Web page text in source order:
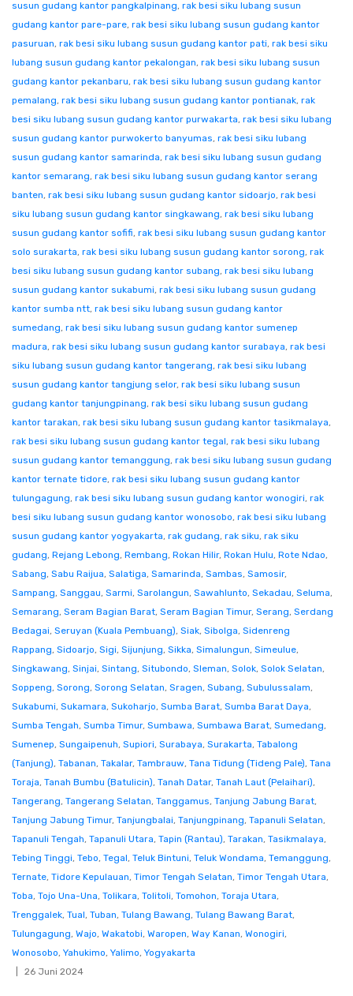
susun gudang kantor pangkalpinang, rak besi siku lubang susun
gudang kantor pare-pare, rak besi siku lubang susun gudang kantor
pasuruan, rak besi siku lubang susun gudang kantor pati, rak besi siku
lubang susun gudang kantor pekalongan, rak besi siku lubang susun
gudang kantor pekanbaru, rak besi siku lubang susun gudang kantor
pemalang, rak besi siku lubang susun gudang kantor pontianak, rak
besi siku lubang susun gudang kantor purwakarta, rak besi siku lubang
susun gudang kantor purwokerto banyumas, rak besi siku lubang
susun gudang kantor samarinda, rak besi siku lubang susun gudang
kantor semarang, rak besi siku lubang susun gudang kantor serang
banten, rak besi siku lubang susun gudang kantor sidoarjo, rak besi
siku lubang susun gudang kantor singkawang, rak besi siku lubang
susun gudang kantor sofifi, rak besi siku lubang susun gudang kantor
solo surakarta, rak besi siku lubang susun gudang kantor sorong, rak
besi siku lubang susun gudang kantor subang, rak besi siku lubang
susun gudang kantor sukabumi, rak besi siku lubang susun gudang
kantor sumba ntt, rak besi siku lubang susun gudang kantor
sumedang, rak besi siku lubang susun gudang kantor sumenep
madura, rak besi siku lubang susun gudang kantor surabaya, rak besi
siku lubang susun gudang kantor tangerang, rak besi siku lubang
susun gudang kantor tangjung selor, rak besi siku lubang susun
gudang kantor tanjungpinang, rak besi siku lubang susun gudang
kantor tarakan, rak besi siku lubang susun gudang kantor tasikmalaya,
rak besi siku lubang susun gudang kantor tegal, rak besi siku lubang
susun gudang kantor temanggung, rak besi siku lubang susun gudang
kantor ternate tidore, rak besi siku lubang susun gudang kantor
tulungagung, rak besi siku lubang susun gudang kantor wonogiri, rak
besi siku lubang susun gudang kantor wonosobo, rak besi siku lubang
susun gudang kantor yogyakarta, rak gudang, rak siku, rak siku
gudang, Rejang Lebong, Rembang, Rokan Hilir, Rokan Hulu, Rote Ndao,
Sabang, Sabu Raijua, Salatiga, Samarinda, Sambas, Samosir,
Sampang, Sanggau, Sarmi, Sarolangun, Sawahlunto, Sekadau, Seluma,
Semarang, Seram Bagian Barat, Seram Bagian Timur, Serang, Serdang
Bedagai, Seruyan (Kuala Pembuang), Siak, Sibolga, Sidenreng
Rappang, Sidoarjo, Sigi, Sijunjung, Sikka, Simalungun, Simeulue,
Singkawang, Sinjai, Sintang, Situbondo, Sleman, Solok, Solok Selatan,
Soppeng, Sorong, Sorong Selatan, Sragen, Subang, Subulussalam,
Sukabumi, Sukamara, Sukoharjo, Sumba Barat, Sumba Barat Daya,
Sumba Tengah, Sumba Timur, Sumbawa, Sumbawa Barat, Sumedang,
Sumenep, Sungaipenuh, Supiori, Surabaya, Surakarta, Tabalong
(Tanjung), Tabanan, Takalar, Tambrauw, Tana Tidung (Tideng Pale), Tana
Toraja, Tanah Bumbu (Batulicin), Tanah Datar, Tanah Laut (Pelaihari),
Tangerang, Tangerang Selatan, Tanggamus, Tanjung Jabung Barat,
Tanjung Jabung Timur, Tanjungbalai, Tanjungpinang, Tapanuli Selatan,
Tapanuli Tengah, Tapanuli Utara, Tapin (Rantau), Tarakan, Tasikmalaya,
Tebing Tinggi, Tebo, Tegal, Teluk Bintuni, Teluk Wondama, Temanggung,
Ternate, Tidore Kepulauan, Timor Tengah Selatan, Timor Tengah Utara,
Toba, Tojo Una-Una, Tolikara, Tolitoli, Tomohon, Toraja Utara,
Trenggalek, Tual, Tuban, Tulang Bawang, Tulang Bawang Barat,
Tulungagung, Wajo, Wakatobi, Waropen, Way Kanan, Wonogiri,
Wonosobo, Yahukimo, Yalimo, Yogyakarta
26 Juni 2024